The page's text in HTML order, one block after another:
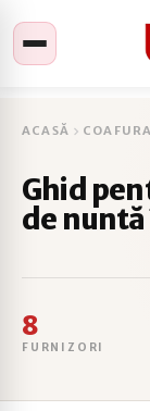
ACASĂ
Ghid
de
8
FURNIZORI